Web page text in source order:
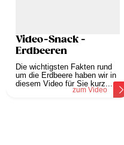
Video-Snack -
Erdbeeren
Die wichtigsten Fakten rund
um die Erdbeere haben wir in
diesem Video für Sie kurz...
zum Video